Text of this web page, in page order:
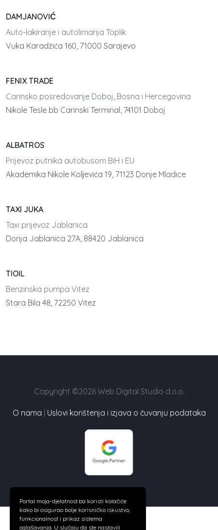
DAMJANOVIĆ
Auto-lakiranje i autolimarija Toplik
Vuka Karadžića 160, 71000 Sarajevo
FENIX TRADE
Carinsko posredovanje Doboj, Bosna i Hercegovina
Nikole Tesle bb Carinski Terminal, 74101 Doboj
ALBATROS
Prijevoz putnika autobusom BiH i EU
Akademika Nikole Kolјevića 19, 71123 Donje Mladice
TAXI JUKA
Taxi prijevoz Jablanica
Donja Jablanica 27A, 88420 Jablanica
TIOIL
Benzinska pumpa Vitez
Stara Bila 48, 72250 Vitez
Copyright ©2026 Web Digital Studio d.o.o.
O nama Uslovi korištenja i izjava o čuvanju podataka
Portal moja-djelatnost.ba koristi kolačiće
kako bi osigurao bolje korisničko iskustvo,
funkcionalnost i prikaz sistema
oglašavanja. U slučaju da ste nastavili